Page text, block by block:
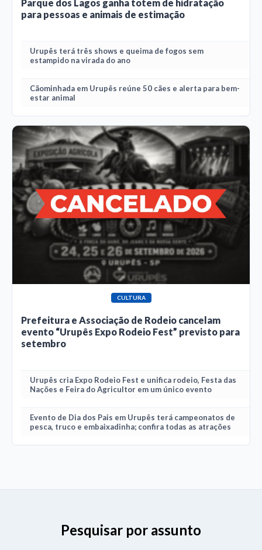
Parque dos Lagos ganha totem de hidratação
para pessoas e animais de estimação
Urupês terá três shows e queima de fogos sem
estampido na virada do ano
Cãominhada em Urupês reúne 50 cães e alerta para bem-
estar animal
CULTURA
Prefeitura e Associação de Rodeio cancelam
evento “Urupês Expo Rodeio Fest” previsto para
setembro
Urupês cria Expo Rodeio Fest e unifica rodeio, Festa das
Nações e Feira do Agricultor em um único evento
Evento de Dia dos Pais em Urupês terá campeonatos de
pesca, truco e embaixadinha; confira todas as atrações
Pesquisar por assunto